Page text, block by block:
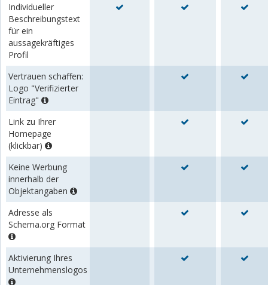
Individueller
Beschreibungstext
für ein
aussagekräftiges
Profil
Vertrauen schaffen:
Logo "Verifizierter
Eintrag"
Link zu Ihrer
Homepage
(klickbar)
Keine Werbung
innerhalb der
Objektangaben
Adresse als
Schema.org Format
Aktivierung Ihres
Unternehmenslogos